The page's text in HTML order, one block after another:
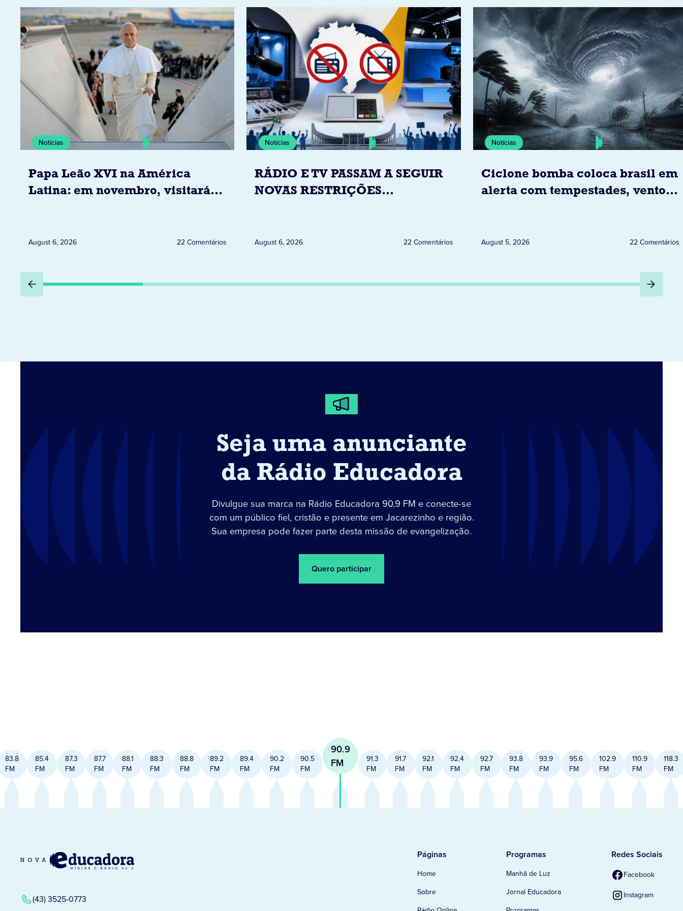
Notícias
Papa Leão XVI na América
Latina: em novembro, visitará
August 6, 2026 22 Comentários
Notícias
RÁDIO E TV PASSAM A SEGUIR
NOVAS RESTRIÇÕES
August 6, 2026 22 Comentários
Notícias
Ciclone bomba coloca brasil em
alerta com tempestades, ventos
August 5, 2026 22 Comentários
Seja uma anunciante
da Rádio Educadora
Divulgue sua marca na Rádio Educadora 90,9 FM e conecte-se
com um público fiel, cristão e presente em Jacarezinho e região.
Sua empresa pode fazer parte desta missão de evangelização.
Quero participar
83.8
FM
85.4
FM
87.3
FM
87.7
FM
88.1
FM
88.3
FM
88.8
FM
89.2
FM
89.4
FM
90.2
FM
90.5
FM
90.9
FM
91.3
FM
91.7
FM
92.1
FM
92.4
FM
92.7
FM
93.8
FM
93.9
FM
95.6
FM
102.9
FM
110.9
FM
118.3
FM
(43) 3525-0773
Páginas
Home
Sobre
Programas
Manhã de Luz
Jornal Educadora
Redes Sociais
Facebook
Instagram